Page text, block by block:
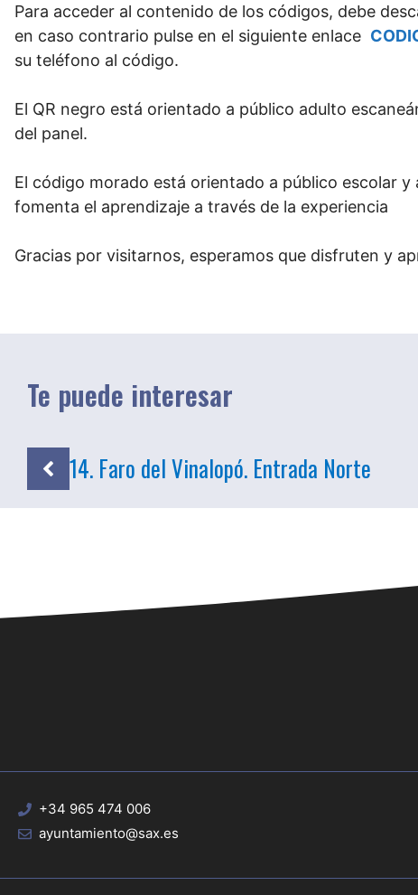
Para acceder al contenido de los códigos, debe
en caso contrario pulse en el siguiente enlace
su teléfono al código.
El QR negro está orientado a público adulto
del panel.
El código morado está orientado a público escolar
fomenta el aprendizaje a través de la experiencia
Gracias por visitarnos, esperamos que disfruten y
Te puede interesar
14. Faro del Vinalopó. Entrada Norte
+34 965 474 006
ayuntamiento@sax.es